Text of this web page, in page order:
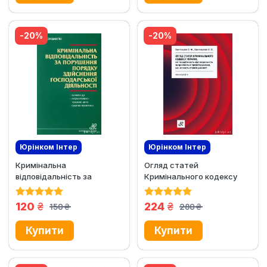
Юрінком Iнтер
Кримінальна
відповідальність за
порушення порядку
-20%
150
грн.
120 грн.
Юрінком Iнтер
Ексклюзив
Огляд статей
Кримінального кодексу
України, які
-20%
280
грн.
224 грн.